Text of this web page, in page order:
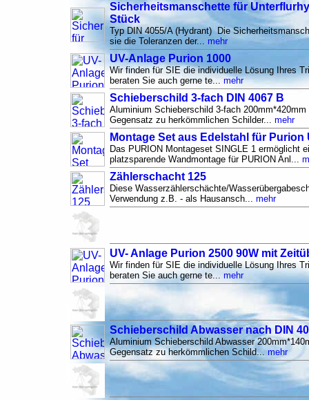
Sicherheitsmanschette für
Stück
Typ DIN 4055/A (Hydrant) Die
sie die Toleranzen der... mehr
UV-Anlage Purion 1000
Wir finden für SIE die individuelle Lösung Ihres
beraten Sie auch gerne te... mehr
Schieberschild 3-fach DIN 4067 B
Aluminium Schieberschild 3-fach
Gegensatz zu herkömmlichen Schilder... mehr
Montage Set aus Edelstahl für Purion
Das PURION Montageset SINGLE 1 ermöglicht
platzsparende Wandmontage für PURION Anl...
Zählerschacht 125
Diese Wasserzählerschächte/
Verwendung z.B. - als Hausansch... mehr
UV- Anlage Purion 2500 90W mit
Wir finden für SIE die individuelle Lösung Ihres
beraten Sie auch gerne te... mehr
Schieberschild Abwasser nach DIN
Aluminium Schieberschild Abwasser
Gegensatz zu herkömmlichen Schild...mehr